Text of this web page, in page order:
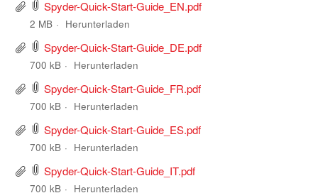
Spyder-Quick-Start-Guide_EN.pdf
2 MB Herunterladen
Spyder-Quick-Start-Guide_DE.pdf
700 kB Herunterladen
Spyder-Quick-Start-Guide_FR.pdf
700 kB Herunterladen
Spyder-Quick-Start-Guide_ES.pdf
700 kB Herunterladen
Spyder-Quick-Start-Guide_IT.pdf
700 kB Herunterladen